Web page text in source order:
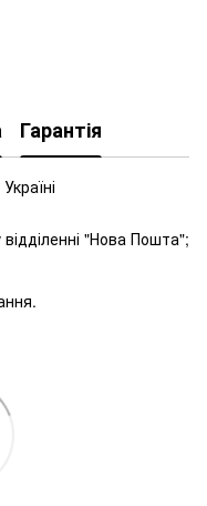
Гарантія
"Нова Пошта";